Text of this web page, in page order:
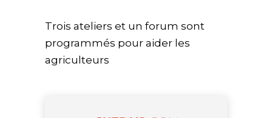
Trois ateliers et un forum sont
programmés pour aider les
agriculteurs